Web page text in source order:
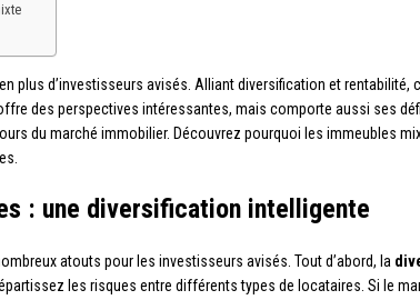
plus d’investisseurs avisés. Alliant diversification et
des perspectives intéressantes, mais comporte aussi ses
du marché immobilier. Découvrez pourquoi les immeubles
: une diversification intelligente
atouts pour les investisseurs avisés. Tout d’abord, la
les risques entre différents types de locataires. Si le